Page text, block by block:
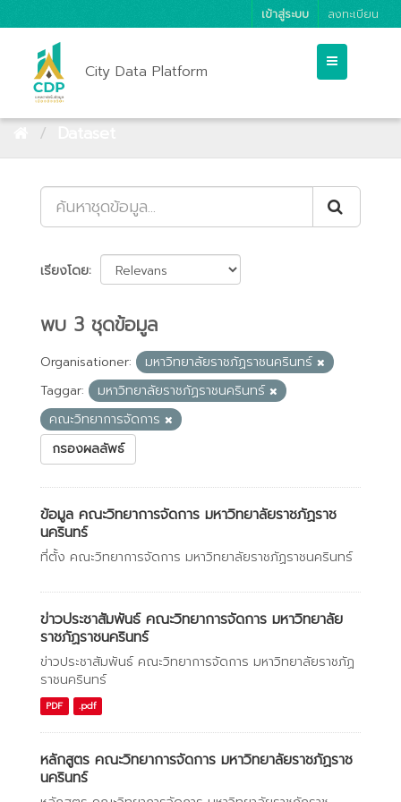
เข้าสู่ระบบ ลงทะเบียน
City Data Platform
เรียงโดย
พบ 3 ชุดข้อมูล
Organisationer:
มหาวิทยาลัยราชภัฏราชนครินทร์
Taggar:
มหาวิทยาลัยราชภัฏราชนครินทร์
คณะวิทยาการจัดการ
กรองผลลัพธ์
ข้อมูล คณะวิทยาการจัดการ มหาวิทยาลัยราชภัฏราช
นครินทร์
ที่ตั้ง คณะวิทยาการจัดการ มหาวิทยาลัยราชภัฏราชนครินทร์
ข่าวประชาสัมพันธ์ คณะวิทยาการจัดการ มหาวิทยาลัย
ราชภัฏราชนครินทร์
ข่าวประชาสัมพันธ์ คณะวิทยาการจัดการ มหาวิทยาลัยราชภัฏ
ราชนครินทร์
PDF .pdf
หลักสูตร คณะวิทยาการจัดการ มหาวิทยาลัยราชภัฏราช
นครินทร์